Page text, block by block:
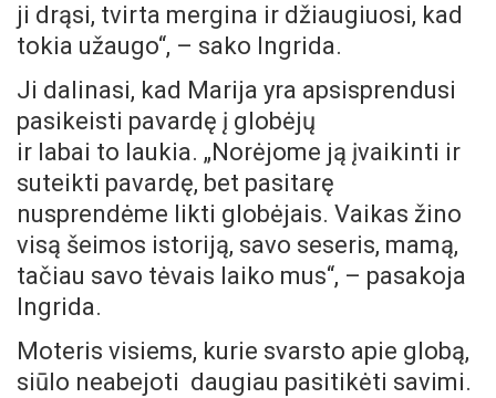
ji drąsi, tvirta mergina ir džiaugiuosi, kad
tokia užaugo“, – sako Ingrida.
Ji dalinasi, kad Marija yra apsisprendusi
pasikeisti pavardę į globėjų
ir labai to laukia. „Norėjome ją įvaikinti ir
suteikti pavardę, bet pasitarę
nusprendėme likti globėjais. Vaikas žino
visą šeimos istoriją, savo seseris, mamą,
tačiau savo tėvais laiko mus“, – pasakoja
Ingrida.
Moteris visiems, kurie svarsto apie globą,
siūlo neabejoti daugiau pasitikėti savimi.